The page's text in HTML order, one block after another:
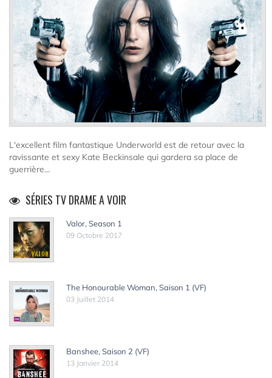
L'excellent film fantastique Underworld est de retour avec la
ravissante et sexy Kate Beckinsale qui gardera sa place de
guerrière...
SÉRIES TV DRAME A VOIR
Valor, Season 1
09 Octobre 2017
The Honourable Woman, Saison 1 (VF)
03 Juillet 2014
Banshee, Saison 2 (VF)
13 Janvier 2014